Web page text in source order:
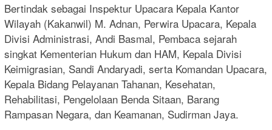
Bertindak sebagai Inspektur Upacara Kepala Kantor
Wilayah (Kakanwil) M. Adnan, Perwira Upacara, Kepala
Divisi Administrasi, Andi Basmal, Pembaca sejarah
singkat Kementerian Hukum dan HAM, Kepala Divisi
Keimigrasian, Sandi Andaryadi, serta Komandan Upacara,
Kepala Bidang Pelayanan Tahanan, Kesehatan,
Rehabilitasi, Pengelolaan Benda Sitaan, Barang
Rampasan Negara, dan Keamanan, Sudirman Jaya.